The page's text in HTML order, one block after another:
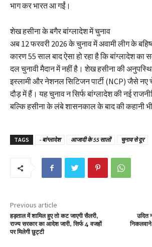
भाग कर भारत आ गईं।
शेख हसीना के बगैर बांग्लादेश में चुनाव
अब 12 फरवरी 2026 के चुनाव में अवामी लीग के
कारण 55 साल बाद ऐसा हो रहा है कि बांग्लादेश का
दल चुनावी मैदान में नहीं है। शेख हसीना की
इस्लामी और नेशनल सिटिजन पार्टी (NCP) जैसे नए
दौड़ में हैं। यह चुनाव न सिर्फ बांग्लादेश की नई
बल्कि हसीना के लंबे शासनकाल के बाद की कहानी
TAGS - बांग्लादेश आजादी के 55 सालों चुनाव से दूर
Previous article
हड़ताल में शामिल हुए तो कट जाएगी सैलरी,
राज्य सरकार का आदेश जारी, सिर्फ 4 वजहों
पर मिलेगी छुट्टी
उदित